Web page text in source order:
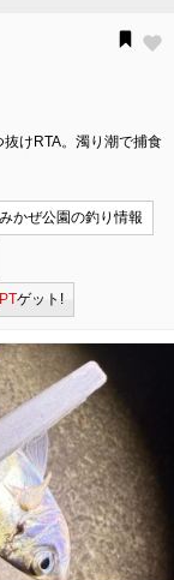
けRTA。濁り潮で捕食
かぜ公園の釣り情報
ゲット!